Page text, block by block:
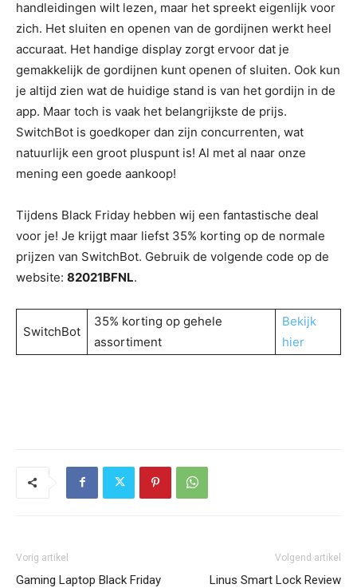
handleidingen wilt lezen, maar het spreekt eigenlijk voor
zich. Het sluiten en openen van de gordijnen werkt heel
accuraat. Het handige display zorgt ervoor dat je
gemakkelijk de gordijnen kunt openen of sluiten. Ook kun
je altijd zien wat de huidige stand is van het gordijn in de
app. Maar toch is vaak het belangrijkste de prijs.
SwitchBot is goedkoper dan zijn concurrenten, wat
natuurlijk een groot pluspunt is! Al met al naar onze
mening een goede aankoop!
Tijdens Black Friday hebben wij een fantastische deal
voor je! Je krijgt maar liefst 35% korting op de normale
prijzen van SwitchBot. Gebruik de volgende code op de
website: 82021BFNL.
SwitchBot
35% korting op gehele
assortiment
Bekijk
hier
Vorig artikel
Gaming Laptop Black Friday
Volgend artikel
Linus Smart Lock Review